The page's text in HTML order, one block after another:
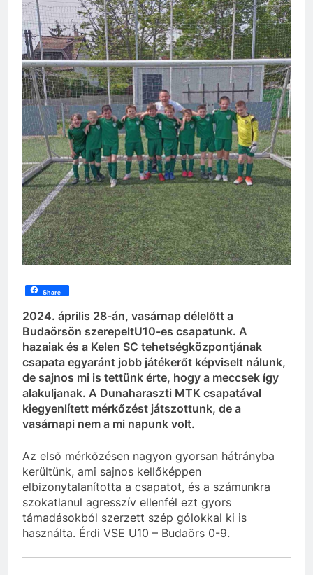
Share
2024. április 28-án, vasárnap délelőtt a
Budaörsön szerepeltU10-es csapatunk. A
hazaiak és a Kelen SC tehetségközpontjának
csapata egyaránt jobb játékerőt képviselt nálunk,
de sajnos mi is tettünk érte, hogy a meccsek így
alakuljanak. A Dunaharaszti MTK csapatával
kiegyenlített mérkőzést játszottunk, de a
vasárnapi nem a mi napunk volt.
Az első mérkőzésen nagyon gyorsan hátrányba
kerültünk, ami sajnos kellőképpen
elbizonytalanította a csapatot, és a számunkra
szokatlanul agresszív ellenfél ezt gyors
támadásokból szerzett szép gólokkal ki is
használta. Érdi VSE U10 – Budaörs 0-9.